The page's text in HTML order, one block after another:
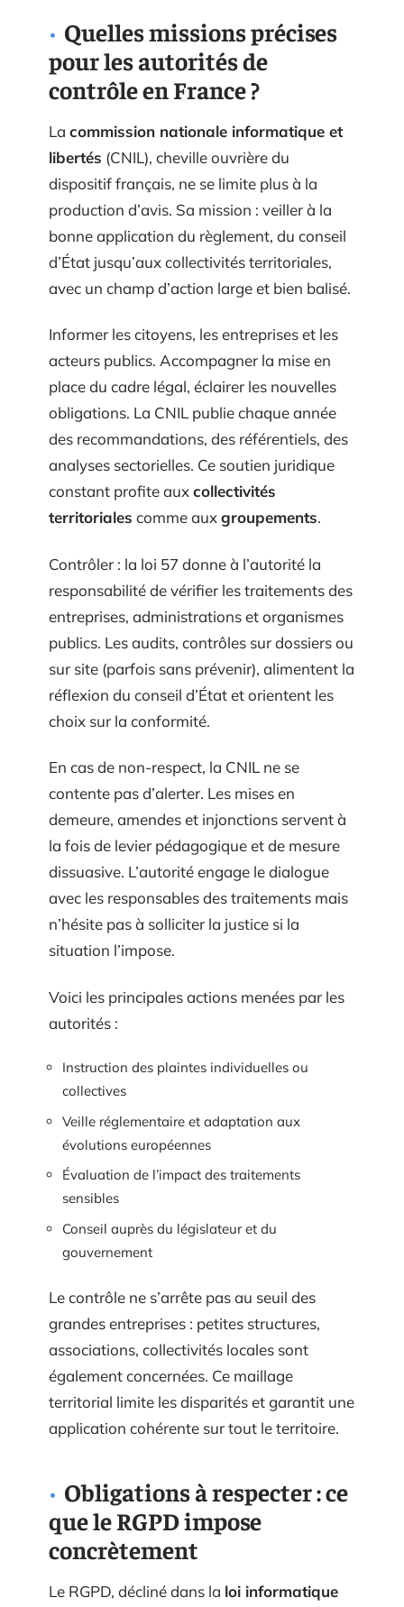
Quelles missions précises
pour les autorités de
contrôle en France ?
La commission nationale informatique et
libertés (CNIL), cheville ouvrière du
dispositif français, ne se limite plus à la
production d’avis. Sa mission : veiller à la
bonne application du règlement, du conseil
d’État jusqu’aux collectivités territoriales,
avec un champ d’action large et bien balisé.
Informer les citoyens, les entreprises et les
acteurs publics. Accompagner la mise en
place du cadre légal, éclairer les nouvelles
obligations. La CNIL publie chaque année
des recommandations, des référentiels, des
analyses sectorielles. Ce soutien juridique
constant profite auxcollectivités
territoriales comme auxgroupements.
Contrôler : la loi 57 donne à l’autorité la
responsabilité de vérifier les traitements des
entreprises, administrations et organismes
publics. Les audits, contrôles sur dossiers ou
sur site (parfois sans prévenir), alimentent la
réflexion du conseil d’État et orientent les
choix sur la conformité.
En cas de non-respect, la CNIL ne se
contente pas d’alerter. Les mises en
demeure, amendes et injonctions servent à
la fois de levier pédagogique et de mesure
dissuasive. L’autorité engage le dialogue
avec les responsables des traitements mais
n’hésite pas à solliciter la justice si la
situation l’impose.
Voici les principales actions menées par les
autorités :
Instruction des plaintes individuelles ou
collectives
Veille réglementaire et adaptation aux
évolutions européennes
Évaluation de l’impact des traitements
sensibles
Conseil auprès du législateur et du
gouvernement
Le contrôle ne s’arrête pas au seuil des
grandes entreprises : petites structures,
associations, collectivités locales sont
également concernées. Ce maillage
territorial limite les disparités et garantit une
application cohérente sur tout le territoire.
Obligations à respecter : ce
que le RGPD impose
concrètement
Le RGPD, décliné dans la loi informatique